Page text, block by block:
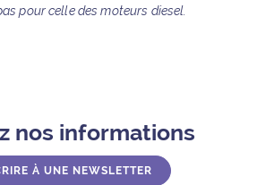
pour celle des moteurs diesel.
nos informations
À UNE NEWSLETTER